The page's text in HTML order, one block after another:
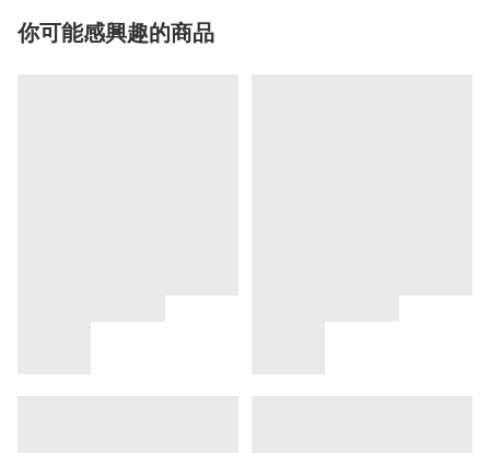
你可能感興趣的商品